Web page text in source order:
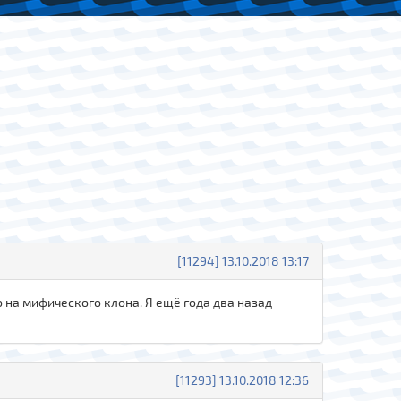
[11294] 13.10.2018 13:17
на мифического клона. Я ещё года два назад
[11293] 13.10.2018 12:36